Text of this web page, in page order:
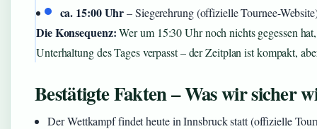
ca. 15:00 Uhr– Siegerehrung (offizielle Tournee-
Die Konsequenz:Wer um 15:30 Uhr noch nichts gegessen
Unterhaltung des Tages verpasst – der Zeitplan ist kompakt,
Bestätigte Fakten – Was wir sicher
Der Wettkampf findet heute in Innsbruck statt (offizielle